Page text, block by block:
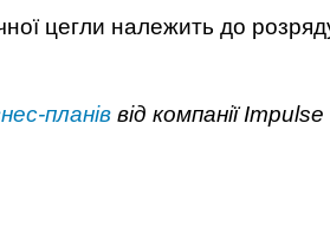
цегли належить до
планів від компанії